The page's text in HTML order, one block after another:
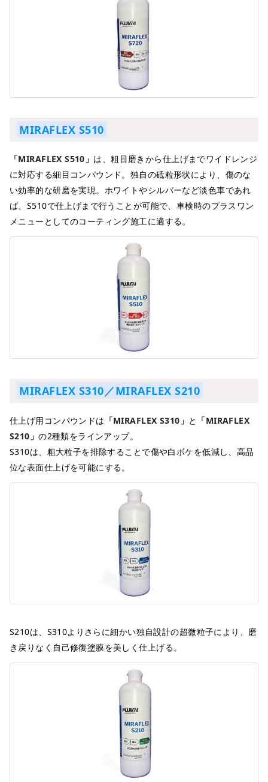
MIRAFLEX S510
「MIRAFLEX S510」 は、粗目磨きから仕上げまでワイドレンジ
に対応する細目コンパウンド。独自の砥粒形状により、傷のな
い効率的な研磨を実現。ホワイトやシルバーなど淡色車であれ
ば、S510で仕上げまで行うことが可能で、車検時のプラスワン
メニューとしてのコーティング施工に適する。
MIRAFLEX S310／MIRAFLEX S210
仕上げ用コンパウンドは 「MIRAFLEX S310」 と 「MIRAFLEX
S210」の2種類をラインアップ。
S310は、粗大粒子を排除することで傷や白ボケを低減し、高品
位な表面仕上げを可能にする。
S210は、S310よりさらに細かい独自設計の超微粒子により、磨
き戻りなく自己修復塗膜を美しく仕上げる。